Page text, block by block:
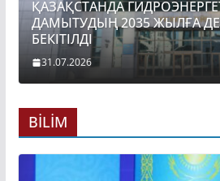
ҚАЗАҚСТАНДА
ДАМЫТУДЫҢ 2035 ЖЫЛҒА
БЕКІТІЛДІ
31.07.2026
BİLİM